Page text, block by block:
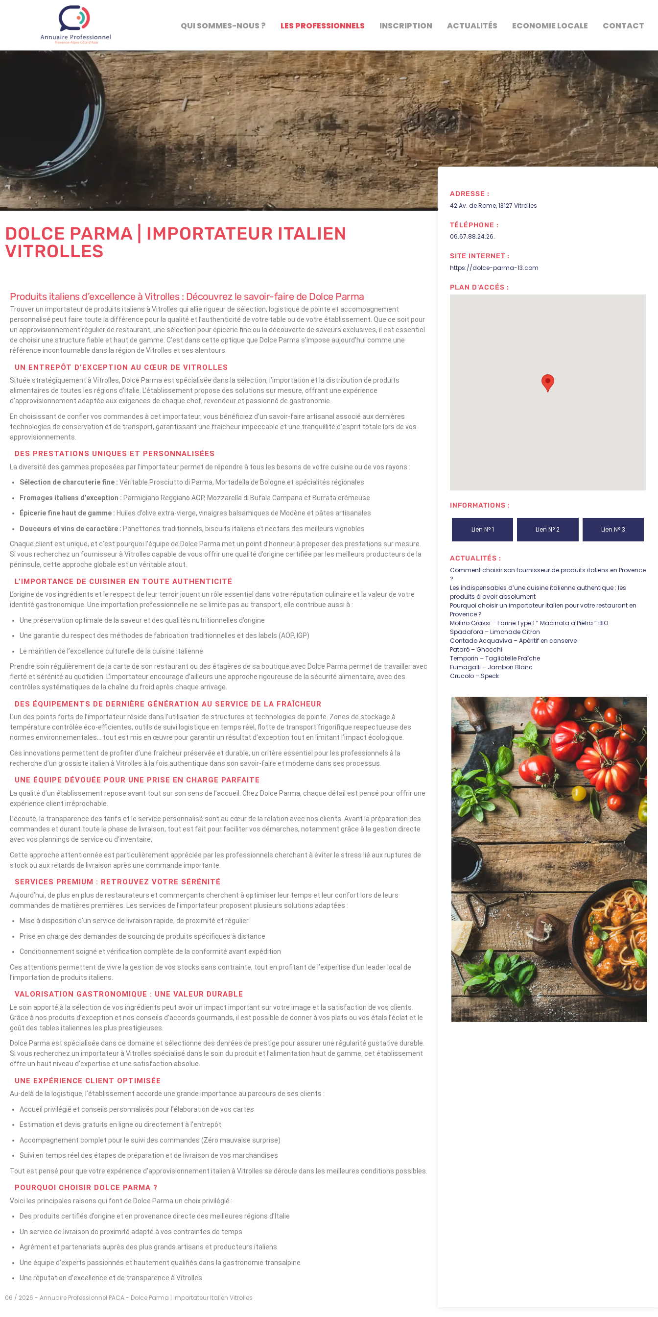
QUI SOMMES-NOUS ? LES PROFESSIONNELS INSCRIPTION ACTUALITÉS ECONOMIE LOCALE CONTACT
DOLCE PARMA | IMPORTATEUR ITALIEN
VITROLLES
Produits italiens d’excellence à Vitrolles : Découvrez le savoir-faire de Dolce Parma
Trouver un importateur de produits italiens à Vitrolles qui allie rigueur de sélection, logistique de pointe et accompagnement
personnalisé peut faire toute la différence pour la qualité et l’authenticité de votre table ou de votre établissement. Que ce soit pour
un approvisionnement régulier de restaurant, une sélection pour épicerie fine ou la découverte de saveurs exclusives, il est essentiel
de choisir une structure fiable et haut de gamme. C’est dans cette optique que Dolce Parma s’impose aujourd’hui comme une
référence incontournable dans la région de Vitrolles et ses alentours.
UN ENTREPÔT D’EXCEPTION AU CŒUR DE VITROLLES
Située stratégiquement à Vitrolles, Dolce Parma est spécialisée dans la sélection, l’importation et la distribution de produits
alimentaires de toutes les régions d’Italie. L’établissement propose des solutions sur mesure, offrant une expérience
d’approvisionnement adaptée aux exigences de chaque chef, revendeur et passionné de gastronomie.
En choisissant de confier vos commandes à cet importateur, vous bénéficiez d’un savoir-faire artisanal associé aux dernières
technologies de conservation et de transport, garantissant une fraîcheur impeccable et une tranquillité d’esprit totale lors de vos
approvisionnements.
DES PRESTATIONS UNIQUES ET PERSONNALISÉES
La diversité des gammes proposées par l’importateur permet de répondre à tous les besoins de votre cuisine ou de vos rayons :
Sélection de charcuterie fine : Véritable Prosciutto di Parma, Mortadella de Bologne et spécialités régionales
Fromages italiens d’exception : Parmigiano Reggiano AOP, Mozzarella di Bufala Campana et Burrata crémeuse
Épicerie fine haut de gamme : Huiles d’olive extra-vierge, vinaigres balsamiques de Modène et pâtes artisanales
Douceurs et vins de caractère : Panettones traditionnels, biscuits italiens et nectars des meilleurs vignobles
Chaque client est unique, et c’est pourquoi l’équipe de Dolce Parma met un point d’honneur à proposer des prestations sur mesure.
Si vous recherchez un fournisseur à Vitrolles capable de vous offrir une qualité d’origine certifiée par les meilleurs producteurs de la
péninsule, cette approche globale est un véritable atout.
L’IMPORTANCE DE CUISINER EN TOUTE AUTHENTICITÉ
L’origine de vos ingrédients et le respect de leur terroir jouent un rôle essentiel dans votre réputation culinaire et la valeur de votre
identité gastronomique. Une importation professionnelle ne se limite pas au transport, elle contribue aussi à :
Une préservation optimale de la saveur et des qualités nutritionnelles d’origine
Une garantie du respect des méthodes de fabrication traditionnelles et des labels (AOP, IGP)
Le maintien de l’excellence culturelle de la cuisine italienne
Prendre soin régulièrement de la carte de son restaurant ou des étagères de sa boutique avec Dolce Parma permet de travailler avec
fierté et sérénité au quotidien. L’importateur encourage d’ailleurs une approche rigoureuse de la sécurité alimentaire, avec des
contrôles systématiques de la chaîne du froid après chaque arrivage.
DES ÉQUIPEMENTS DE DERNIÈRE GÉNÉRATION AU SERVICE DE LA FRAÎCHEUR
L’un des points forts de l’importateur réside dans l’utilisation de structures et technologies de pointe. Zones de stockage à
température contrôlée éco-efficientes, outils de suivi logistique en temps réel, flotte de transport frigorifique respectueuse des
normes environnementales… tout est mis en œuvre pour garantir un résultat d’exception tout en limitant l’impact écologique.
Ces innovations permettent de profiter d’une fraîcheur préservée et durable, un critère essentiel pour les professionnels à la
recherche d’un grossiste italien à Vitrolles à la fois authentique dans son savoir-faire et moderne dans ses processus.
UNE ÉQUIPE DÉVOUÉE POUR UNE PRISE EN CHARGE PARFAITE
La qualité d’un établissement repose avant tout sur son sens de l’accueil. Chez Dolce Parma, chaque détail est pensé pour offrir une
expérience client irréprochable.
L’écoute, la transparence des tarifs et le service personnalisé sont au cœur de la relation avec nos clients. Avant la préparation des
commandes et durant toute la phase de livraison, tout est fait pour faciliter vos démarches, notamment grâce à la gestion directe
avec vos plannings de service ou d’inventaire.
Cette approche attentionnée est particulièrement appréciée par les professionnels cherchant à éviter le stress lié aux ruptures de
stock ou aux retards de livraison après une commande importante.
SERVICES PREMIUM : RETROUVEZ VOTRE SÉRÉNITÉ
Aujourd’hui, de plus en plus de restaurateurs et commerçants cherchent à optimiser leur temps et leur confort lors de leurs
commandes de matières premières. Les services de l’importateur proposent plusieurs solutions adaptées :
Mise à disposition d’un service de livraison rapide, de proximité et régulier
Prise en charge des demandes de sourcing de produits spécifiques à distance
Conditionnement soigné et vérification complète de la conformité avant expédition
Ces attentions permettent de vivre la gestion de vos stocks sans contrainte, tout en profitant de l’expertise d’un leader local de
l’importation de produits italiens.
VALORISATION GASTRONOMIQUE : UNE VALEUR DURABLE
Le soin apporté à la sélection de vos ingrédients peut avoir un impact important sur votre image et la satisfaction de vos clients.
Grâce à nos produits d’exception et nos conseils d’accords gourmands, il est possible de donner à vos plats ou vos étals l’éclat et le
goût des tables italiennes les plus prestigieuses.
Dolce Parma est spécialisée dans ce domaine et sélectionne des denrées de prestige pour assurer une régularité gustative durable.
Si vous recherchez un importateur à Vitrolles spécialisé dans le soin du produit et l’alimentation haut de gamme, cet établissement
offre un haut niveau d’expertise et une satisfaction absolue.
UNE EXPÉRIENCE CLIENT OPTIMISÉE
Au-delà de la logistique, l’établissement accorde une grande importance au parcours de ses clients :
Accueil privilégié et conseils personnalisés pour l’élaboration de vos cartes
Estimation et devis gratuits en ligne ou directement à l’entrepôt
Accompagnement complet pour le suivi des commandes (Zéro mauvaise surprise)
Suivi en temps réel des étapes de préparation et de livraison de vos marchandises
Tout est pensé pour que votre expérience d’approvisionnement italien à Vitrolles se déroule dans les meilleures conditions possibles.
POURQUOI CHOISIR DOLCE PARMA ?
Voici les principales raisons qui font de Dolce Parma un choix privilégié :
Des produits certifiés d’origine et en provenance directe des meilleures régions d’Italie
Un service de livraison de proximité adapté à vos contraintes de temps
Agrément et partenariats auprès des plus grands artisans et producteurs italiens
Une équipe d’experts passionnés et hautement qualifiés dans la gastronomie transalpine
Une réputation d’excellence et de transparence à Vitrolles
06 / 2026 - Annuaire Professionnel PACA - Dolce Parma | Importateur Italien Vitrolles
ADRESSE :
42 Av. de Rome, 13127 Vitrolles
TÉLÉPHONE :
06.67.88.24.26.
SITE INTERNET :
https://dolce-parma-13.com
PLAN D'ACCÉS :
INFORMATIONS :
Lien N° 1 Lien N° 2 Lien N° 3
ACTUALITÉS :
Comment choisir son fournisseur de produits italiens en Provence
?
Les indispensables d’une cuisine italienne authentique : les
produits à avoir absolument
Pourquoi choisir un importateur italien pour votre restaurant en
Provence ?
Molino Grassi – Farine Type 1 “ Macinata a Pietra “ BIO
Spadafora – Limonade Citron
Contado Acquaviva – Apéritif en conserve
Patarò – Gnocchi
Temporin – Tagliatelle Fraîche
Fumagalli – Jambon Blanc
Crucolo – Speck